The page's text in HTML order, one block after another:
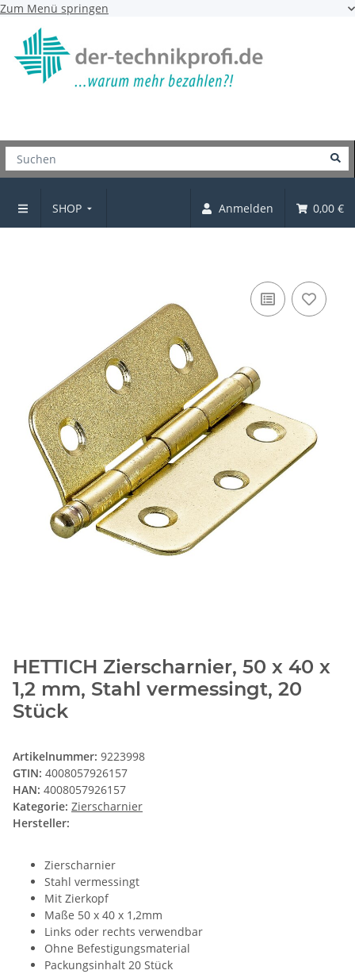
Zum Menü springen
SHOP Anmelden 0,00 €
Zierscharnier
HETTICH Zierscharnier, 50 x 40 x
1,2 mm, Stahl vermessingt, 20
Stück
Artikelnummer: 9223998
GTIN: 4008057926157
HAN: 4008057926157
Kategorie: Zierscharnier
Hersteller:
Zierscharnier
Stahl vermessingt
Mit Zierkopf
Maße 50 x 40 x 1,2mm
Links oder rechts verwendbar
Ohne Befestigungsmaterial
Packungsinhalt 20 Stück